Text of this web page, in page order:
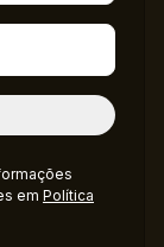
em Política